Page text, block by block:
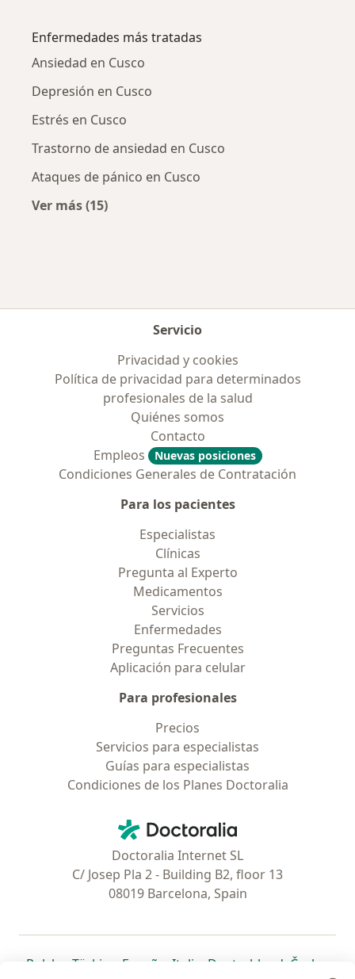
Enfermedades más tratadas
Ansiedad en Cusco
Depresión en Cusco
Estrés en Cusco
Trastorno de ansiedad en Cusco
Ataques de pánico en Cusco
Ver más (15)
Servicio
Privacidad y cookies
Política de privacidad para determinados
profesionales de la salud
Quiénes somos
Contacto
Empleos
Nuevas posiciones
Condiciones Generales de Contratación
Para los pacientes
Especialistas
Clínicas
Pregunta al Experto
Medicamentos
Servicios
Enfermedades
Preguntas Frecuentes
Aplicación para celular
Para profesionales
Precios
Servicios para especialistas
Guías para especialistas
Condiciones de los Planes Doctoralia
Doctoralia - Página de inicio
Doctoralia Internet SL
C/ Josep Pla 2 - Building B2, floor 13
08019 Barcelona, Spain
Polska se abre en una nueva pestaña
Türkiye se abre en una nueva pestaña
España se abre en una nueva pestaña
Italia se abre en una nueva
Deutschlandse abre en
Česko